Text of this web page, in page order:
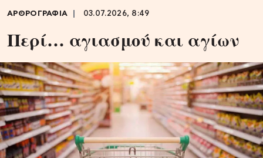
ΑΡΘΡΟΓΡΑΦΙΑ 03.07.2026, 8:49
Περί… αγιασμού και αγίων